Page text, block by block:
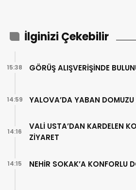
İlginizi Çekebilir
GÖRÜŞ ALIŞVERİŞİNDE
15:38
YALOVA’DA YABAN
14:59
VALİ USTA’DAN KARDELEN
ZİYARET
14:16
NEHİR SOKAK’A KONFORLU
14:15